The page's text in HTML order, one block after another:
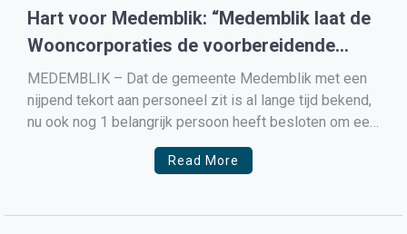
Hart voor Medemblik: “Medemblik laat de
Wooncorporaties de voorbereidende
werkzaamheden doen”
MEDEMBLIK – Dat de gemeente Medemblik met een
nijpend tekort aan personeel zit is al lange tijd bekend,
nu ook nog 1 belangrijk persoon heeft besloten om een
jaar vrijaf te nemen is nood nog nijpender te worden en
komen woningbouwprojecten in de problemen. Lees
Read More